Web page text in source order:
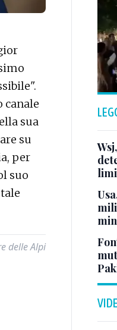
canale
sua
su
per
suo
delle Alpi